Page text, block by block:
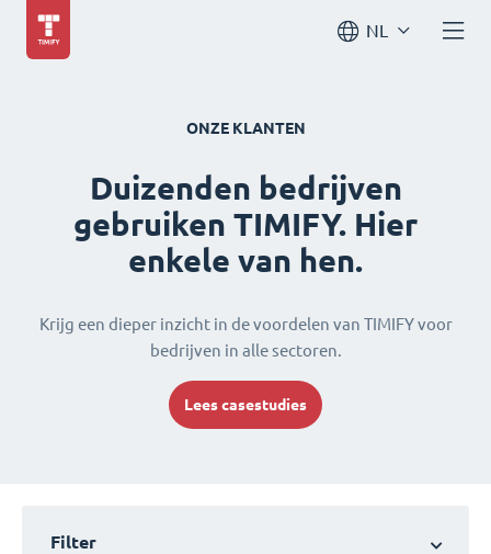
NL
ONZE KLANTEN
Duizenden bedrijven
gebruiken TIMIFY. Hier
enkele van hen.
Krijg een dieper inzicht in de voordelen van TIMIFY voor
bedrijven in alle sectoren.
Lees casestudies
Filter